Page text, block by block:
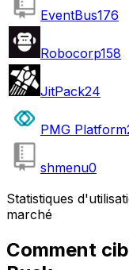
EventBus176
Robocorp158
JitPack24
PMG Platform
shmenu0
Statistiques
marché
Comment